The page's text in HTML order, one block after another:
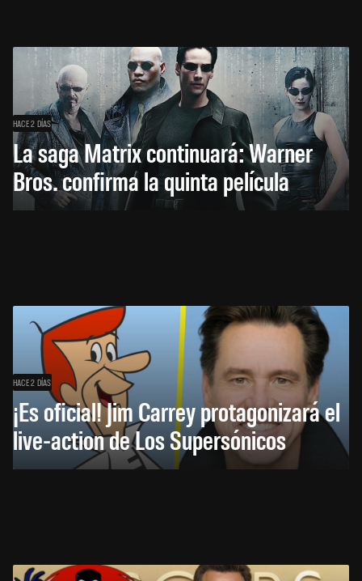
HACE 2 DÍAS
La saga Matrix continuará: Warner
Bros. confirma la quinta película
HACE 2 DÍAS
¡Es oficial! Jim Carrey protagonizará el
live-action de Los Supersónicos